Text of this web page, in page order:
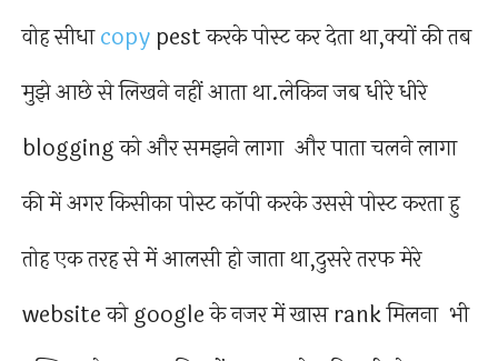
वोह सीधाcopypest करके पोस्ट कर देता था,क्यों की तब
मुझे आछे से लिखने नहीं आता था.लेकिन जब धीरे धीरे
blogging को और समझने लागा और पाता चलने लागा
की में अगर किसीका पोस्ट कॉपी करके उससे पोस्ट करता हु
तोह एक तरह से में आलसी हो जाता था,दुसरे तरफ मेरे
website को google के नजर में खास rank मिलना भी